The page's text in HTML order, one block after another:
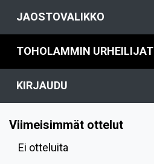
JAOSTOVALIKKO
TOHOLAMMIN URHEILIJAT
KIRJAUDU
Viimeisimmät ottelut
Ei otteluita